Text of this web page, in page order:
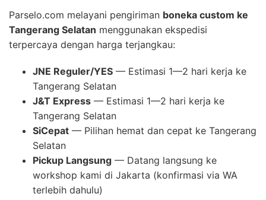
Parselo.com melayani pengiriman boneka custom ke
Tangerang Selatan menggunakan ekspedisi
terpercaya dengan harga terjangkau:
JNE Reguler/YES — Estimasi 1—2 hari kerja ke
Tangerang Selatan
J&T Express — Estimasi 1—2 hari kerja ke
Tangerang Selatan
SiCepat — Pilihan hemat dan cepat ke Tangerang
Selatan
Pickup Langsung — Datang langsung ke
workshop kami di Jakarta (konfirmasi via WA
terlebih dahulu)